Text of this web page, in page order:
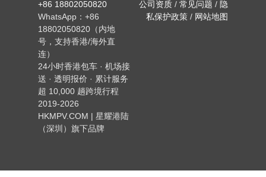
+86 18802050820
WhatsApp：+86
18802050820（内地
号，支持香港/海外直
连）
24小时香港包车 · 机场接
送 · 透明报价 · 累计服务
超 10,000 趟跨境行程
2019-2026
HKMPV.COM | 星耀港陆
（深圳）旗下品牌
公司资质 / 常见问题 / 隐
私保护政策 / 网站地图